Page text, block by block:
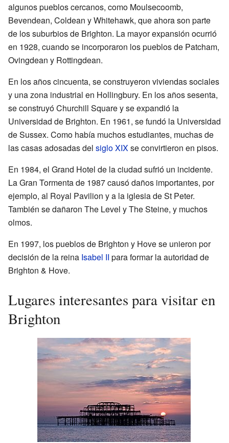
algunos pueblos cercanos, como Moulsecoomb,
Bevendean, Coldean y Whitehawk, que ahora son parte
de los suburbios de Brighton. La mayor expansión ocurrió
en 1928, cuando se incorporaron los pueblos de Patcham,
Ovingdean y Rottingdean.
En los años cincuenta, se construyeron viviendas sociales
y una zona industrial en Hollingbury. En los años sesenta,
se construyó Churchill Square y se expandió la
Universidad de Brighton. En 1961, se fundó la Universidad
de Sussex. Como había muchos estudiantes, muchas de
las casas adosadas del siglo XIXse convirtieron en pisos.
En 1984, el Grand Hotel de la ciudad sufrió un incidente.
La Gran Tormenta de 1987 causó daños importantes, por
ejemplo, al Royal Pavilion y a la iglesia de St Peter.
También se dañaron The Level y The Steine, y muchos
olmos.
En 1997, los pueblos de Brighton y Hove se unieron por
decisión de la reina Isabel II para formar la autoridad de
Brighton & Hove.
Lugares interesantes para visitar en
Brighton